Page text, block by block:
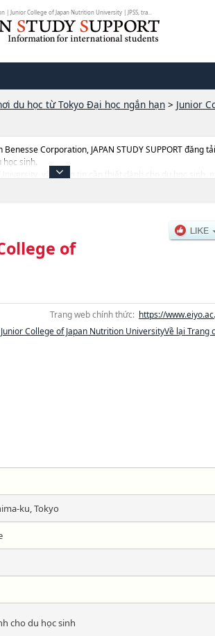
| Junior College of Japan Nutrition University | JPSS, tra...
du học từ Tokyo Đại học ngắn hạn > Junior
Corporation, JAPAN STUDY SUPPORT đăng
sinh.
và thông tin cần thiết dành cho du học
of
Trang web chính thức: https://
Junior College of Japan Nutrition UniversityVề lại Trang
ku, Tokyo
cho du học sinh